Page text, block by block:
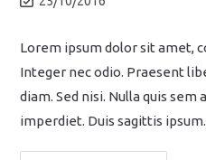
Lorem ipsum dolor sit amet,
Integer nec odio. Praesent
diam. Sed nisi. Nulla quis
imperdiet. Duis sagittis